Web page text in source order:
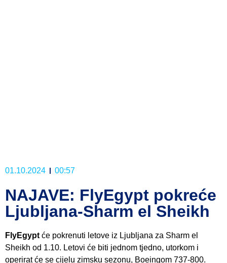
01.10.2024 00:57
NAJAVE: FlyEgypt pokreće
Ljubljana-Sharm el Sheikh
FlyEgypt će pokrenuti letove iz Ljubljana za Sharm el
Sheikh od 1.10. Letovi će biti jednom tjedno, utorkom i
operirat će se cijelu zimsku sezonu, Boeingom 737-800.